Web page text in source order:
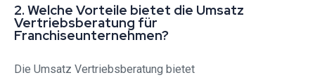
2. Welche Vorteile bietet die Umsatz
Vertriebsberatung für
Franchiseunternehmen?
Die Umsatz Vertriebsberatung bietet